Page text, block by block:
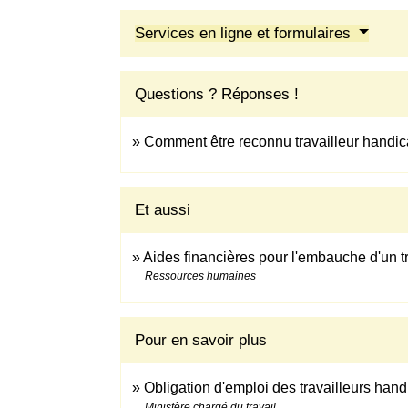
Services en ligne et formulaires
Questions ? Réponses !
Comment être reconnu travailleur
Et aussi
Aides financières pour l'embauche d'un
Ressources humaines
Pour en savoir plus
Obligation d'emploi des travailleurs